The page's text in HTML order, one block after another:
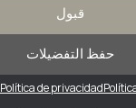
قبول
حفظ التفضيلات
Política de privacidad